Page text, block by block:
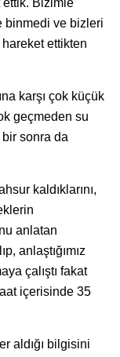
Bizimle
binmedi ve bizleri
ettikten
karşı çok küçük
geçmeden su
bir sonra da
kaldıklarını,
anlatan
anlaştığımız
çalıştı fakat
içerisinde 35
aldığı bilgisini